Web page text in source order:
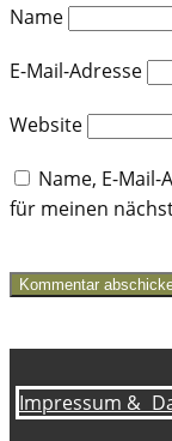
Name
E-Mail-Adresse
Website
Name, E-
für meinen
Kommentar
Impressum &